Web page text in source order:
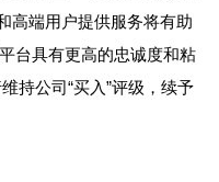
高端用户提供服务将有助
台具有更高的忠诚度和粘
持公司“买入”评级，续予